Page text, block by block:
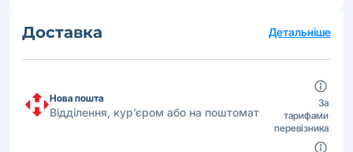
Доставка Детальніше
Нова пошта
Відділення, кур’єром або на поштомат
За
тарифами
перевізника